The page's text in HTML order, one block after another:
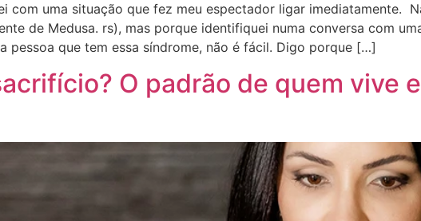
com uma situação que fez meu espectador ligar imediatamente.
de Medusa. rs), mas porque identifiquei numa conversa com
pessoa que tem essa síndrome, não é fácil. Digo porque […]
O padrão de quem vive